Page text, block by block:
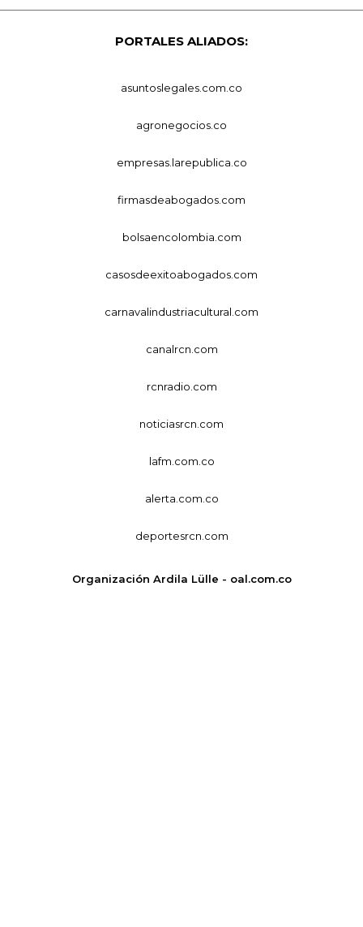
PORTALES ALIADOS:
asuntoslegales.com.co
agronegocios.co
empresas.larepublica.co
firmasdeabogados.com
bolsaencolombia.com
casosdeexitoabogados.com
carnavalindustriacultural.com
canalrcn.com
rcnradio.com
noticiasrcn.com
lafm.com.co
alerta.com.co
deportesrcn.com
Organización Ardila Lülle - oal.com.co